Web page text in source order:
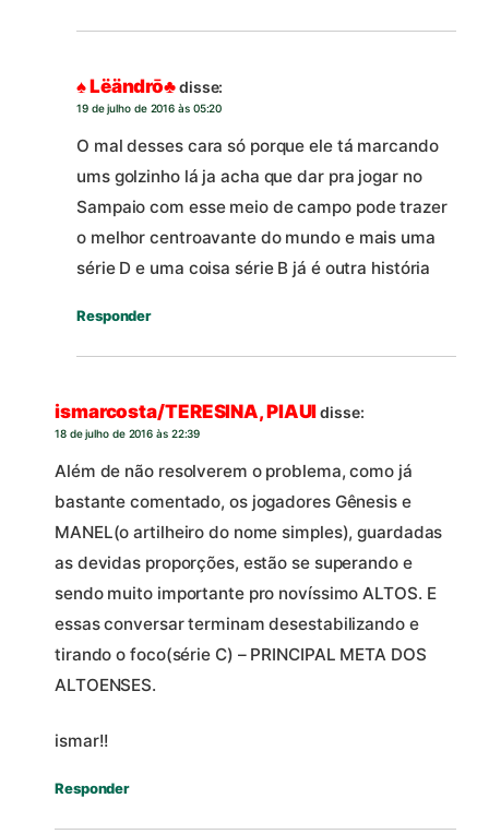
♠ Lëändrō♣disse:
19 de julho de 2016 às 05:20
O mal desses cara só porque ele tá marcando
ums golzinho lá ja acha que dar pra jogar no
Sampaio com esse meio de campo pode trazer
o melhor centroavante do mundo e mais uma
série D e uma coisa série B já é outra história
Responder
ismarcosta/TERESINA, PIAUIdisse:
18 de julho de 2016 às 22:39
Além de não resolverem o problema, como já
bastante comentado, os jogadores Gênesis e
MANEL(o artilheiro do nome simples), guardadas
as devidas proporções, estão se superando e
sendo muito importante pro novíssimo ALTOS. E
essas conversar terminam desestabilizando e
tirando o foco(série C) – PRINCIPAL META DOS
ALTOENSES.
ismar!!
Responder